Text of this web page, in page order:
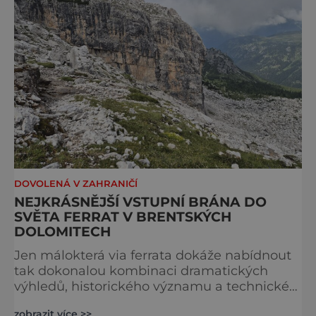
DOVOLENÁ V ZAHRANIČÍ
NEJKRÁSNĚJŠÍ VSTUPNÍ BRÁNA DO
SVĚTA FERRAT V BRENTSKÝCH
DOLOMITECH
Jen málokterá via ferrata dokáže nabídnout
tak dokonalou kombinaci dramatických
výhledů, historického významu a technické